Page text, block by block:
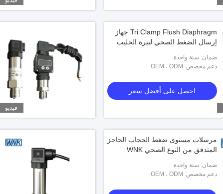
Tri Clamp Flush Diaphragm جهاز
إرسال الضغط الصحي لبيرة الحليب
ضمان: سنة واحدة
دعم مخصص: OEM ، ODM
احصل على أفضل سعر
فيديو
مرسلات مستوى ضغط الحجاب الحاجز
المتدفق من النوع الصحي WNK
ضمان: سنة واحدة
دعم مخصص: OEM ، ODM